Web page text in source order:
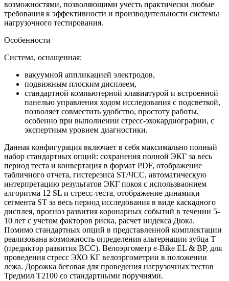
возможностями, позволяющими учесть практически любые
требования к эффективности и производительности системы
нагрузочного тестирования.
Особенности
Система, оснащенная:
вакуумной аппликацией электродов,
подвижным плоским дисплеем,
стандартной компьютерной клавиатурой и встроенной
панелью управления ходом исследования с подсветкой,
позволяет совместить удобство, простоту работы,
особенно при выполнении стресс-эхокардиографии, с
экспертным уровнем диагностики.
Данная конфигурация включает в себя максимально полный
набор стандартных опций: сохранения полной ЭКГ за весь
период теста и конвертация в формат PDF, отображение
табличного отчета, гистерезиса ST/ЧСС, автоматическую
интерпретацию результатов ЭКГ покоя с использваонием
алгоритма 12 SL и стресс-теста, отображение динамики
сегмента ST за весь период исследования в виде каскадного
дисплея, прогноз развития коронарных событий в течении 5-
10 лет с учетом факторов риска, расчет индекса Дюка.
Помимо стандартных опций в представленной комплектации
реализована возможность определения альтернации зубца Т
(предиктор развития ВСС). Велоэргометр e-Bike EL & BP, для
проведения стресс ЭХО КГ велоэргометрии в положении
лежа. Дорожка беговая для проведения нагрузочных тестов
Тредмил Т2100 со стандартными поручнями.